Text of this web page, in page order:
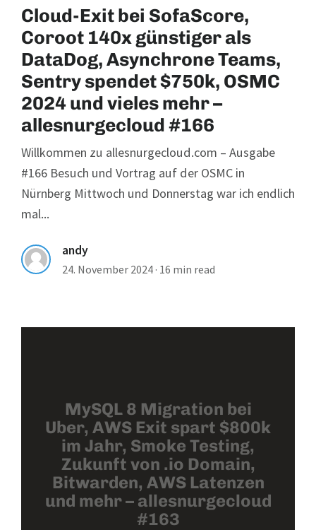
Cloud-Exit bei SofaScore,
Coroot 140x günstiger als
DataDog, Asynchrone Teams,
Sentry spendet $750k, OSMC
2024 und vieles mehr –
allesnurgecloud #166
Willkommen zu allesnurgecloud.com – Ausgabe
#166 Besuch und Vortrag auf der OSMC in
Nürnberg Mittwoch und Donnerstag war ich endlich
mal...
andy
24. November 2024 · 16 min read
MySQL 8 Migration bei
Uber, AWS Exit spart $800k
im Jahr, Smoke Testing,
Zukunft von .io Domain,
Bitwarden, AWS Latenzen
und mehr – allesnurgecloud
#163